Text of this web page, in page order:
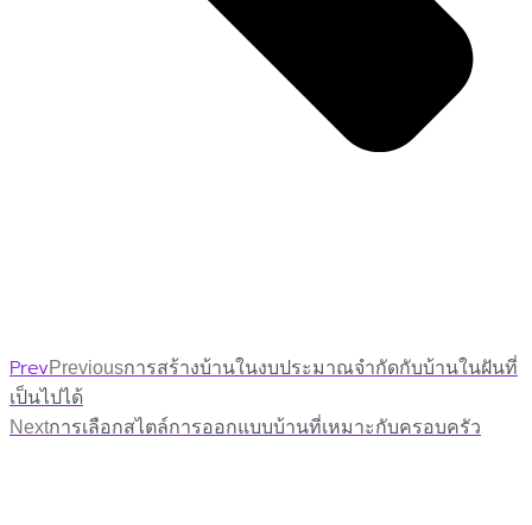
PrevPreviousการสร้างบ้านในงบประมาณจำกัดกับบ้านในฝันที่
เป็นไปได้
Nextการเลือกสไตล์การออกแบบบ้านที่เหมาะกับครอบครัว